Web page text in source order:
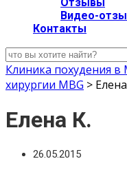
Видео-
Контакты
Клиника похудения
хирургии MBG >
Елена К.
26.05.2015